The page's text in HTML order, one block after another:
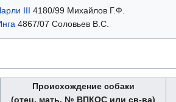
III 4180/99 Михайлов Г.Ф.
4867/07 Соловьев В.С.
Происхождение собаки
(отец, мать, № ВПКОС или св-ва)